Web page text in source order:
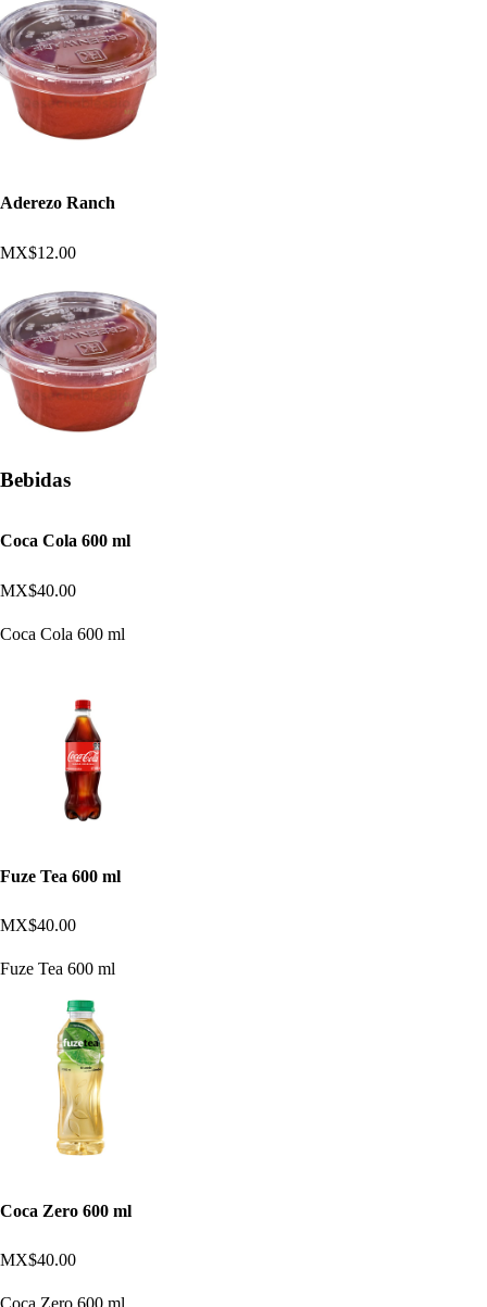
Aderezo Ranch
MX$12.00
Bebidas
Coca Cola 600 ml
MX$40.00
Coca Cola 600 ml
Fuze Tea 600 ml
MX$40.00
Fuze Tea 600 ml
Coca Zero 600 ml
MX$40.00